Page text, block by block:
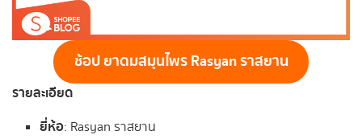
ช้อป ยาดมสมุนไพร Rasyan ราสยาน
รายละเอียด
ยี่ห้อ: Rasyan ราสยาน